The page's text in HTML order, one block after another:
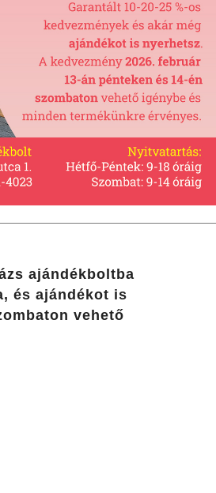
ajándékboltba
és ajándékot is
vehető